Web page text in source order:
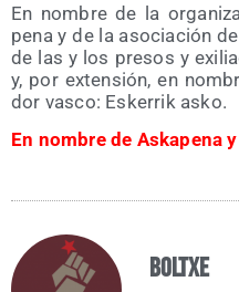
En nom­bre de la
pe­na y de la aso­cia­ción
de las y los pre­sos y
y, por exten­sión, en
dor vas­co: Eske­rrik asko.
En nom­bre de Aska­pe­na
Boltxe